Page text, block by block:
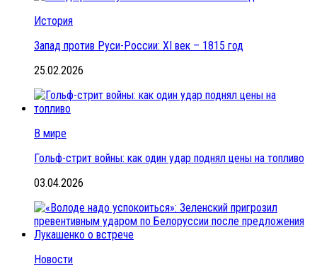
История
Запад против Руси-России: XI век – 1815 год
25.02.2026
В мире
Гольф-стрит войны: как один удар поднял цены на топливо
03.04.2026
Новости